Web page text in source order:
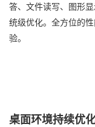
答、文件读写、图形
统级优化。全方位的
验。
桌面环境持续优